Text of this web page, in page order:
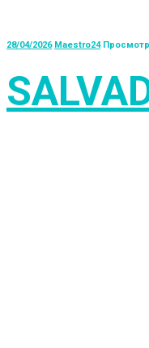
28/04/2026 Maestro24